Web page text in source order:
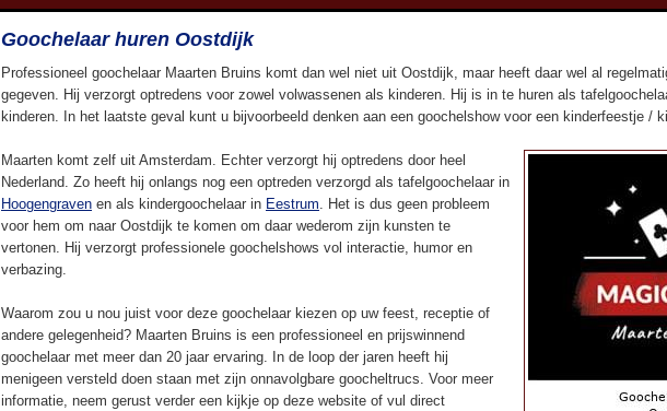
Goochelaar huren Oostdijk
Professioneel goochelaar Maarten Bruins komt dan wel niet uit Oostdijk, maar heeft daar wel al
gegeven. Hij verzorgt optredens voor zowel volwassenen als kinderen. Hij is in te huren als
kinderen. In het laatste geval kunt u bijvoorbeeld denken aan een goochelshow voor een kinderfeestje /
Maarten komt zelf uit Amsterdam. Echter verzorgt hij optredens door heel
Nederland. Zo heeft hij onlangs nog een optreden verzorgd als tafelgoochelaar in
Hoogengraven en als kindergoochelaar in Eestrum. Het is dus geen probleem
voor hem om naar Oostdijk te komen om daar wederom zijn kunsten te
vertonen. Hij verzorgt professionele goochelshows vol interactie, humor en
verbazing.
Waarom zou u nou juist voor deze goochelaar kiezen op uw feest, receptie of
andere gelegenheid? Maarten Bruins is een professioneel en prijswinnend
goochelaar met meer dan 20 jaar ervaring. In de loop der jaren heeft hij
menigeen versteld doen staan met zijn onnavolgbare goocheltrucs. Voor meer
informatie, neem gerust verder een kijkje op deze website of vul direct